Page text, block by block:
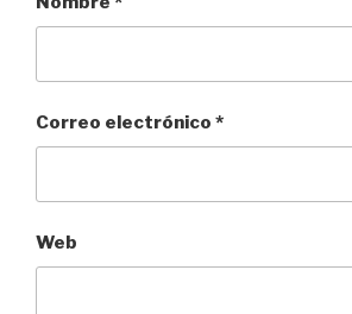
Correo electrónico *
Web